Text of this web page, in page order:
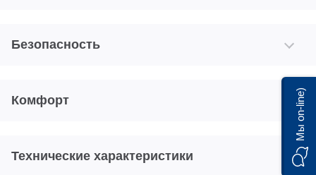
Безопасность
Комфорт
Технические характеристики
Мы on-line)